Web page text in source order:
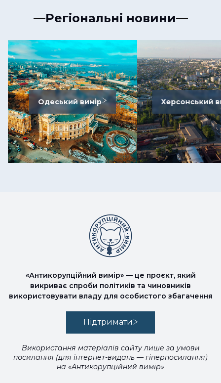
Регіональні новини
Одеський вимір Херсонський
«Антикорупційний вимір» — це проєкт, який
викриває спроби політиків та чиновників
використовувати владу для особистого збагачення
Підтримати
Використання матеріалів сайту лише за умови
посилання (для інтернет-видань — гіперпосилання)
на «Антикорупційний вимір»